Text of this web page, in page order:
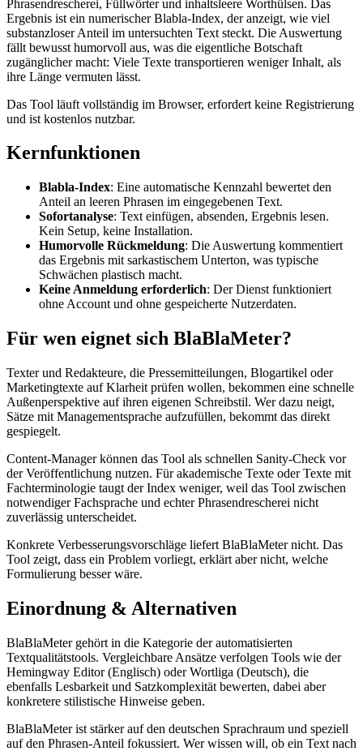
Phrasendrescherei, Füllwörter und inhaltsleere Worthülsen. Das
Ergebnis ist ein numerischer Blabla-Index, der anzeigt, wie viel
substanzloser Anteil im untersuchten Text steckt. Die Auswertung
fällt bewusst humorvoll aus, was die eigentliche Botschaft
zugänglicher macht: Viele Texte transportieren weniger Inhalt, als
ihre Länge vermuten lässt.
Das Tool läuft vollständig im Browser, erfordert keine Registrierung
und ist kostenlos nutzbar.
Kernfunktionen
Blabla-Index: Eine automatische Kennzahl bewertet den
Anteil an leeren Phrasen im eingegebenen Text.
Sofortanalyse: Text einfügen, absenden, Ergebnis lesen.
Kein Setup, keine Installation.
Humorvolle Rückmeldung: Die Auswertung kommentiert
das Ergebnis mit sarkastischem Unterton, was typische
Schwächen plastisch macht.
Keine Anmeldung erforderlich: Der Dienst funktioniert
ohne Account und ohne gespeicherte Nutzerdaten.
Für wen eignet sich BlaBlaMeter?
Texter und Redakteure, die Pressemitteilungen, Blogartikel oder
Marketingtexte auf Klarheit prüfen wollen, bekommen eine schnelle
Außenperspektive auf ihren eigenen Schreibstil. Wer dazu neigt,
Sätze mit Managementsprache aufzufüllen, bekommt das direkt
gespiegelt.
Content-Manager können das Tool als schnellen Sanity-Check vor
der Veröffentlichung nutzen. Für akademische Texte oder Texte mit
Fachterminologie taugt der Index weniger, weil das Tool zwischen
notwendiger Fachsprache und echter Phrasendrescherei nicht
zuverlässig unterscheidet.
Konkrete Verbesserungsvorschläge liefert BlaBlaMeter nicht. Das
Tool zeigt, dass ein Problem vorliegt, erklärt aber nicht, welche
Formulierung besser wäre.
Einordnung & Alternativen
BlaBlaMeter gehört in die Kategorie der automatisierten
Textqualitätstools. Vergleichbare Ansätze verfolgen Tools wie der
Hemingway Editor (Englisch) oder Wortliga (Deutsch), die
ebenfalls Lesbarkeit und Satzkomplexität bewerten, dabei aber
konkretere stilistische Hinweise geben.
BlaBlaMeter ist stärker auf den deutschen Sprachraum und speziell
auf den Phrasen-Anteil fokussiert. Wer wissen will, ob ein Text nach